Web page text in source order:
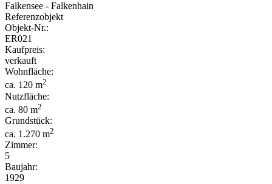
Falkensee - Falkenhain
Referenzobjekt
Objekt-Nr.:
ER021
Kaufpreis:
verkauft
Wohnfläche:
ca. 120 m2
Nutzfläche:
ca. 80 m2
Grundstück:
ca. 1.270 m2
Zimmer:
5
Baujahr:
1929